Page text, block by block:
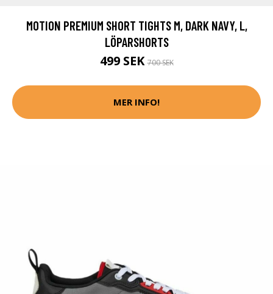
MOTION PREMIUM SHORT TIGHTS M, DARK NAVY, L,
LÖPARSHORTS
499 SEK700 SEK
MER INFO!